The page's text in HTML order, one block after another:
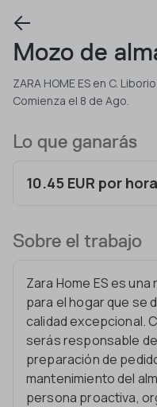
Mozo de
ZARA HOME ES en C.
Comienza el 8 de Ago.
Lo que ganarás
10.45 EUR por hora
Sobre el trabajo
Zara Home ES es
para el hogar que se
calidad excepcional.
serás responsable
preparación de
mantenimiento del
persona proactiva,